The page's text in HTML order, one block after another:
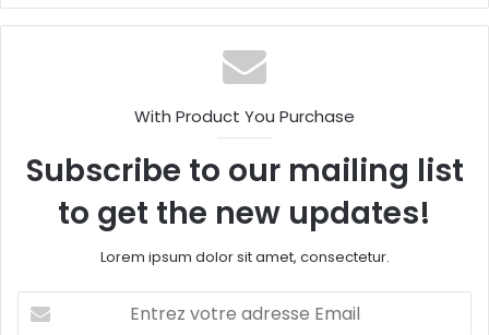
sit
e
With Product You Purchase
Subscribe to our mailing list
to get the new updates!
Lorem ipsum dolor sit amet, consectetur.